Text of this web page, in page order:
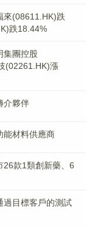
來(08611.HK)跌
跌18.44%
集團控股
(02261.HK)漲
介夥伴
能材料供應商
26款1類創新藥、6
過目標客戶的測試